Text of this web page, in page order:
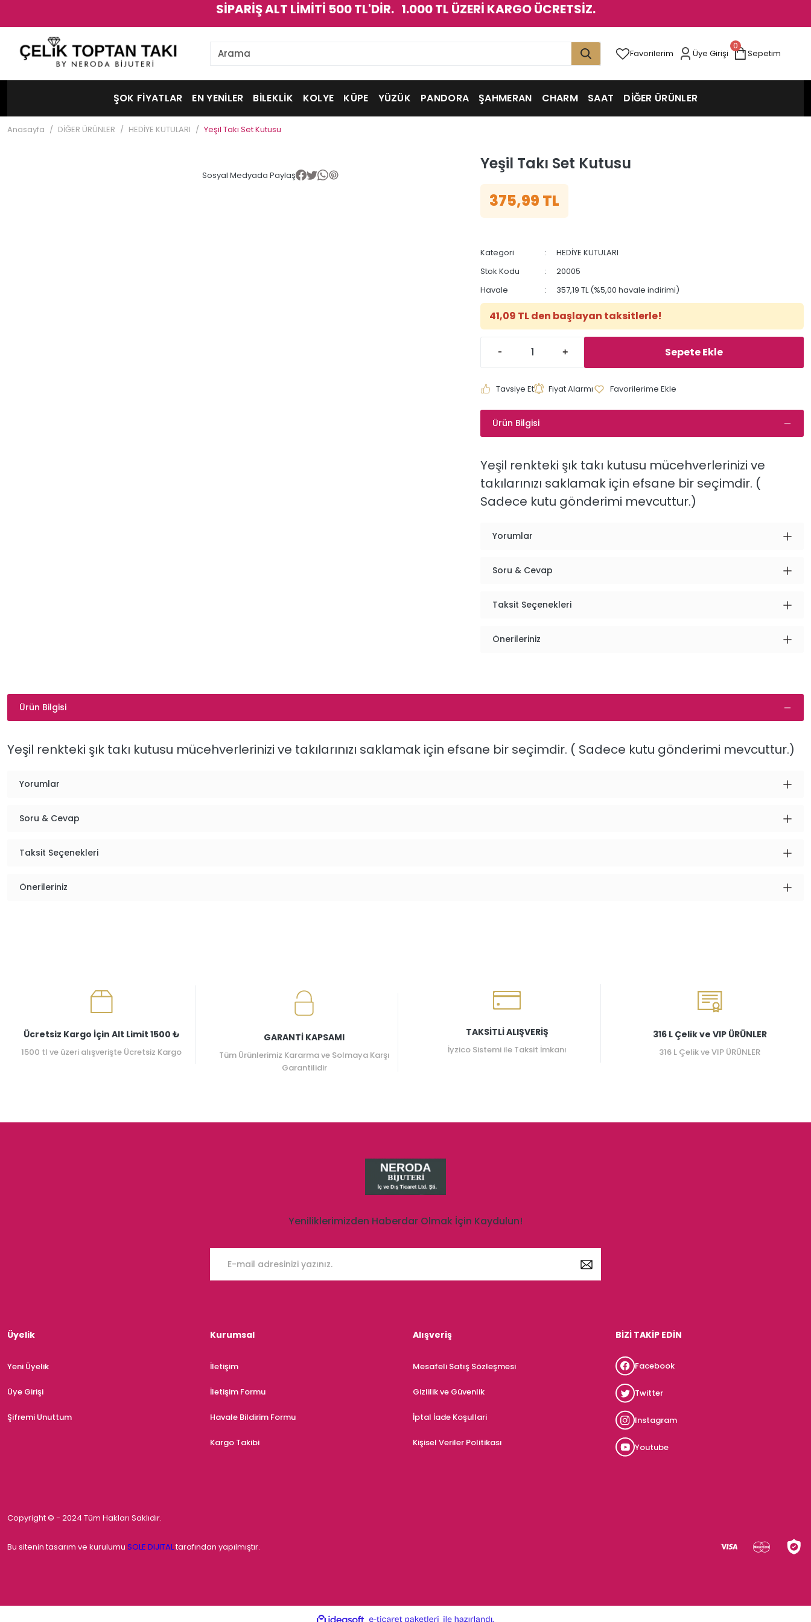
SİPARİŞ ALT LİMİTİ 500 TL'DİR. 1.000 TL ÜZERİ KARGO ÜCRETSİZ.
Favorilerim Üye Girişi Sepetim
0
ŞOK FİYATLAR EN YENİLER BİLEKLİK KOLYE KÜPE YÜZÜK PANDORA ŞAHMERAN CHARM SAAT DİĞER ÜRÜNLER
Anasayfa DİĞER ÜRÜNLER HEDİYE KUTULARI Yeşil Takı Set Kutusu
Sosyal Medyada Paylaş
Yeşil Takı Set Kutusu
375,99 TL
Kategori
HEDİYE KUTULARI
Stok Kodu
20005
Havale
357,19 TL (%5,00 havale indirimi)
41,09 TL den başlayan taksitlerle!
Sepete Ekle
Tavsiye Et Fiyat Alarmı
Ürün Bilgisi
Yeşil renkteki şık takı kutusu mücehverlerinizi ve
takılarınızı saklamak için efsane bir seçimdir. (
Sadece kutu gönderimi mevcuttur.)
Yorumlar
Soru & Cevap
Taksit Seçenekleri
Önerileriniz
Ürün Bilgisi
Yeşil renkteki şık takı kutusu mücehverlerinizi ve takılarınızı saklamak için efsane bir seçimdir. ( Sadece kutu gönderimi mevcuttur.)
Yorumlar
Soru & Cevap
Taksit Seçenekleri
Önerileriniz
Ücretsiz Kargo İçin Alt Limit 1500 ₺
1500 tl ve üzeri alışverişte Ücretsiz Kargo
GARANTİ KAPSAMI
Tüm Ürünlerimiz Kararma ve Solmaya Karşı
Garantilidir
TAKSİTLİ ALIŞVERİŞ
İyzico Sistemi ile Taksit İmkanı
316 L Çelik ve VIP ÜRÜNLER
316 L Çelik ve VIP ÜRÜNLER
Yeniliklerimizden Haberdar Olmak İçin Kaydulun!
Üyelik
Yeni Üyelik
Üye Girişi
Şifremi Unuttum
Kurumsal
İletişim
İletişim Formu
Havale Bildirim Formu
Kargo Takibi
Alışveriş
Mesafeli Satış Sözleşmesi
Gizlilik ve Güvenlik
İptal İade Koşullari
Kişisel Veriler Politikası
BİZİ TAKİP EDİN
Facebook
Twitter
Instagram
Youtube
Copyright © - 2024 Tüm Hakları Saklıdır.
Bu sitenin tasarım ve kurulumu SOLE DIJITALtarafından yapılmıştır.
ideasoft e-